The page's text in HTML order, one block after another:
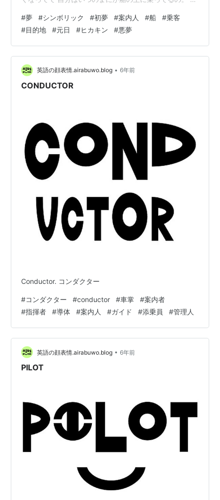
浄な雰囲気で全く嫌な感じはしない。 でも、その船は動
き出してしまっていたので どこに向かっているのか乗客
の一人に聞いた。具体的にどういう会話したか覚えてな
いんだけど、 最初の目的地とは違うところに向かってい
ると言う事が雰囲気でわかった。えぇぇー？ •••ってい
う初夢を見た。 しかも1/…
#夢 #シンボリック #初夢 #案内人 #船 #乗客
#目的地 #元日 #ヒカキン #悪夢
英語の顔表情.airabuwo.blog • 6年前
CONDUCTOR
Conductor. コンダクター
#コンダクター #conductor #車掌 #案内者
#指揮者 #導体 #案内人 #ガイド #添乗員 #管理人
英語の顔表情.airabuwo.blog • 6年前
PILOT